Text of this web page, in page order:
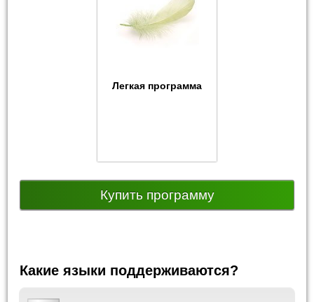
Легкая программа
Купить программу
Какие языки поддерживаются?